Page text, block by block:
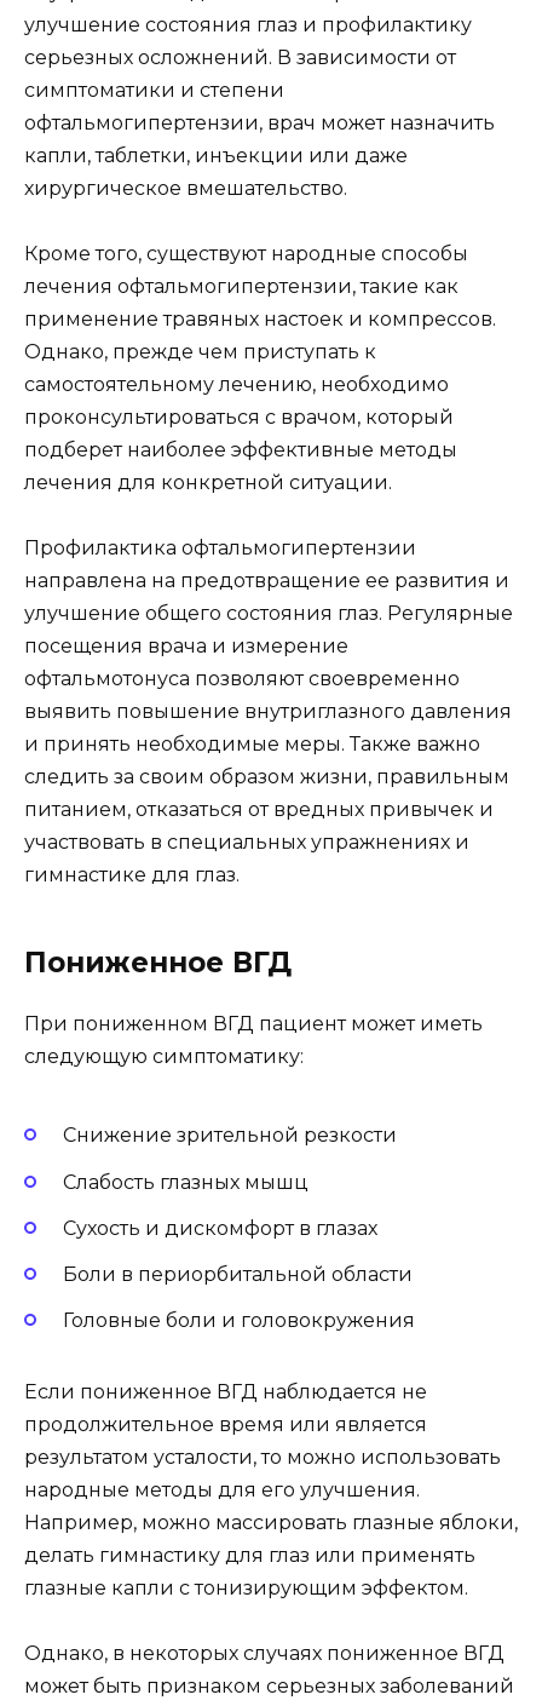
улучшение состояния глаз и профилактику
серьезных осложнений. В зависимости от
симптоматики и степени
офтальмогипертензии, врач может назначить
капли, таблетки, инъекции или даже
хирургическое вмешательство.
Кроме того, существуют народные способы
лечения офтальмогипертензии, такие как
применение травяных настоек и компрессов.
Однако, прежде чем приступать к
самостоятельному лечению, необходимо
проконсультироваться с врачом, который
подберет наиболее эффективные методы
лечения для конкретной ситуации.
Профилактика офтальмогипертензии
направлена на предотвращение ее развития и
улучшение общего состояния глаз. Регулярные
посещения врача и измерение
офтальмотонуса позволяют своевременно
выявить повышение внутриглазного давления
и принять необходимые меры. Также важно
следить за своим образом жизни, правильным
питанием, отказаться от вредных привычек и
участвовать в специальных упражнениях и
гимнастике для глаз.
Пониженное ВГД
При пониженном ВГД пациент может иметь
следующую симптоматику:
Снижение зрительной резкости
Слабость глазных мышц
Сухость и дискомфорт в глазах
Боли в периорбитальной области
Головные боли и головокружения
Если пониженное ВГД наблюдается не
продолжительное время или является
результатом усталости, то можно использовать
народные методы для его улучшения.
Например, можно массировать глазные яблоки,
делать гимнастику для глаз или применять
глазные капли с тонизирующим эффектом.
Однако, в некоторых случаях пониженное ВГД
может быть признаком серьезных заболеваний